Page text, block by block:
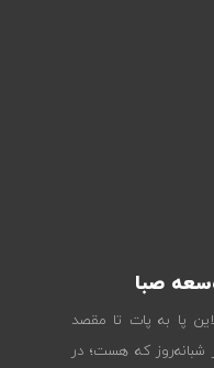
صبا
پا به پات تا مقصد
که هست؛ در